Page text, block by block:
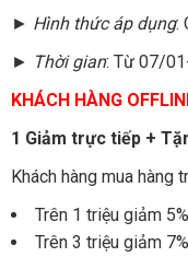
► Hình thức áp dụng:
► Thời gian: Từ 07/
KHÁCH HÀNG
1 Giảm trực tiếp +
Khách hàng mua hàng
Trên 1 triệu giảm
Trên 3 triệu giảm